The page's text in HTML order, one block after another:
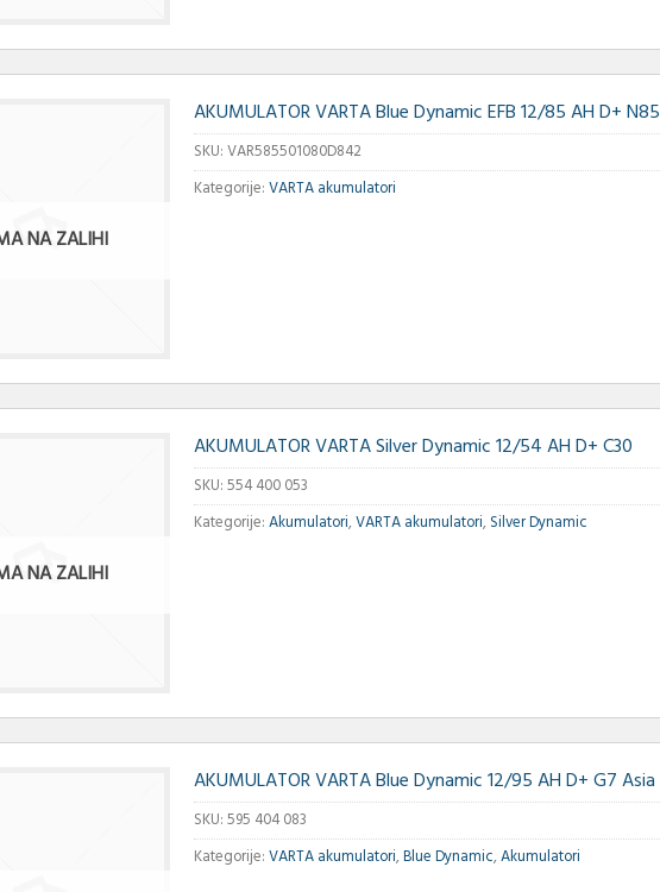
NA ZALIHI
AKUMULATOR VARTA Blue Dynamic EFB 12/85 AH D+ N85
SKU:VAR585501080D842
Kategorije:VARTA akumulatori
NA ZALIHI
AKUMULATOR VARTA Silver Dynamic 12/54 AH D+ C30
SKU:554 400 053
Kategorije:Akumulatori,VARTA akumulatori,Silver Dynamic
AKUMULATOR VARTA Blue Dynamic 12/95 AH D+ G7 Asia
SKU:595 404 083
Kategorije:VARTA akumulatori,Blue Dynamic,Akumulatori